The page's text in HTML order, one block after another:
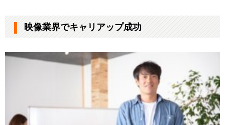
映像業界でキャリアップ成功